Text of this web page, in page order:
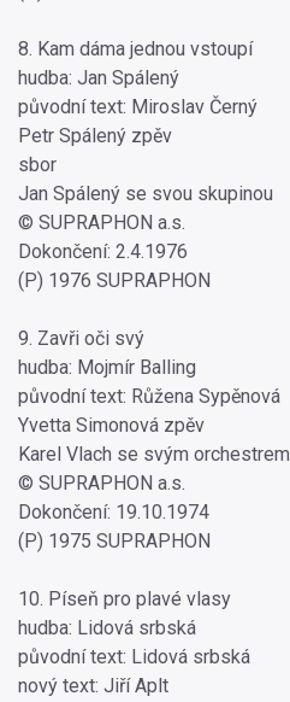
8. Kam dáma jednou vstoupí
hudba: Jan Spálený
původní text: Miroslav Černý
Petr Spálený zpěv
sbor
Jan Spálený se svou skupinou
© SUPRAPHON a.s.
Dokončení: 2.4.1976
(P) 1976 SUPRAPHON
9. Zavři oči svý
hudba: Mojmír Balling
původní text: Růžena Sypěnová
Yvetta Simonová zpěv
Karel Vlach se svým orchestrem
© SUPRAPHON a.s.
Dokončení: 19.10.1974
(P) 1975 SUPRAPHON
10. Píseň pro plavé vlasy
hudba: Lidová srbská
původní text: Lidová srbská
nový text: Jiří Aplt